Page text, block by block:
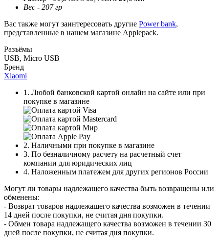
Вес - 207 гр
Вас также могут заинтересовать другие Power bank,
представленные в нашем магазине Applepack.
Разъёмы
USB, Micro USB
Бренд
Xiaomi
1. Любой банковской картой онлайн на сайте или при
покупке в магазине
2. Наличными при покупке в магазине
3. По безналичному расчету на расчетный счет
компании для юридических лиц
4. Наложенным платежем для других регионов России
Могут ли товары надлежащего качества быть возвращены или
обменены:
- Возврат товаров надлежащего качества возможен в течении
14 дней после покупки, не считая дня покупки.
- Обмен товара надлежащего качества возможен в течении 30
дней после покупки, не считая дня покупки.